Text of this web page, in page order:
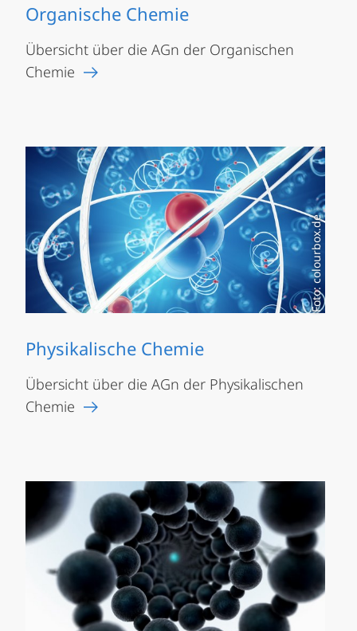
Organische Chemie
Übersicht über die AGn der Organischen
Chemie
Foto: colourbox.de
Physikalische Chemie
Übersicht über die AGn der Physikalischen
Chemie